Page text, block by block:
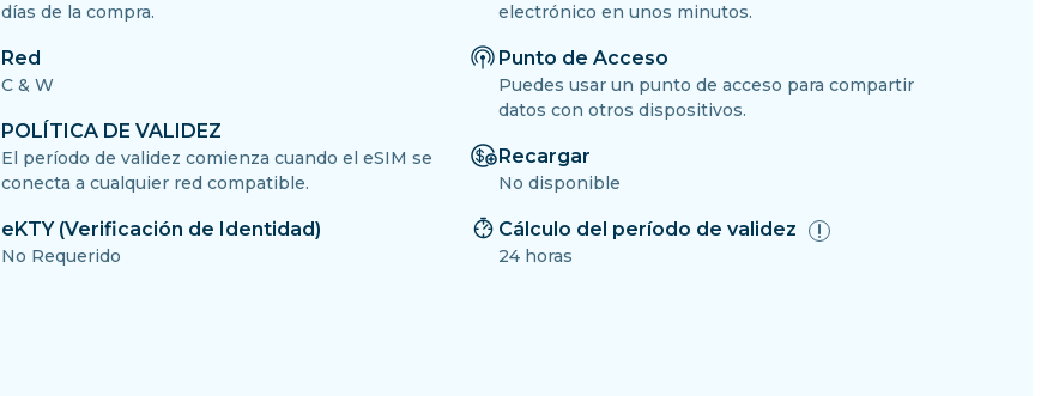
días de la compra.
Red
C & W
POLÍTICA DE VALIDEZ
El período de validez comienza cuando el eSIM se
conecta a cualquier red compatible.
eKTY (Verificación de Identidad)
No Requerido
electrónico en unos minutos.
Punto de Acceso
Puedes usar un punto de acceso para compartir
datos con otros dispositivos.
Recargar
No disponible
Cálculo del período de validez
24 horas